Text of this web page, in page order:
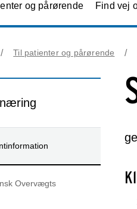
og pårørende Find vej
Til patienter og pårørende
Overvægts